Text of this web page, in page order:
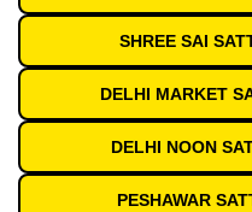
SHREE SAI
DELHI MARKET
DELHI NOON
PESHAWAR